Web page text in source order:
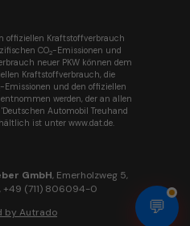
💬
offiziellen Kraftstoffverbrauch
CO2-Emissionen und
neuer PKW können dem
Kraftstoffverbrauch, die
-Emissionen und den offiziellen
werden, der an allen
Automobil Treuhand
ist unter www.dat.de.
GmbH, Emerholzweg 5,
+49 (711) 806094-0
by Autrado